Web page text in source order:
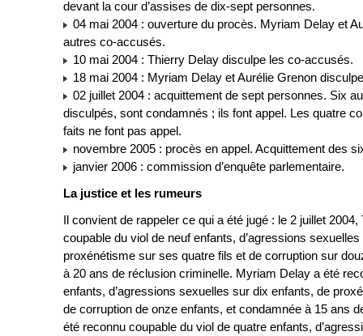
devant la cour d’assises de dix-sept personnes.
04 mai 2004 : ouverture du procès. Myriam Delay et
autres co-accusés.
10 mai 2004 : Thierry Delay disculpe les co-accusés.
18 mai 2004 : Myriam Delay et Aurélie Grenon
02 juillet 2004 : acquittement de sept personnes. Six
disculpés, sont condamnés ; ils font appel. Les quatre
faits ne font pas appel.
novembre 2005 : procès en appel. Acquittement des
janvier 2006 : commission d’enquête parlementaire.
La justice et les rumeurs
Il convient de rappeler ce qui a été jugé : le 2 juillet
coupable du viol de neuf enfants, d’agressions
proxénétisme sur ses quatre fils et de corruption sur
à 20 ans de réclusion criminelle. Myriam Delay a été
enfants, d’agressions sexuelles sur dix enfants, de
de corruption de onze enfants, et condamnée à 15 ans
été reconnu coupable du viol de quatre enfants,